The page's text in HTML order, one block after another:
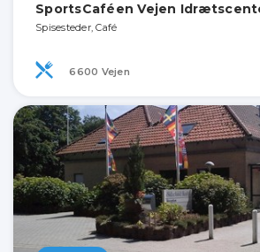
SportsCaféen Vejen
Spisesteder, Café
6600 Vejen